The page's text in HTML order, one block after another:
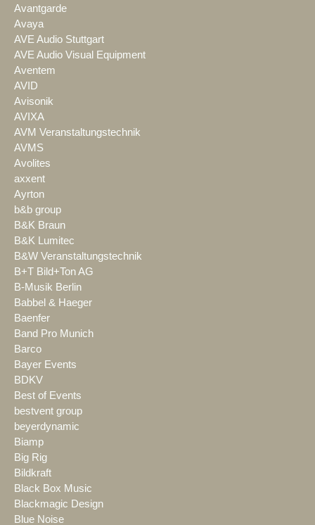
Avantgarde
Avaya
AVE Audio Stuttgart
AVE Audio Visual Equipment
Aventem
AVID
Avisonik
AVIXA
AVM Veranstaltungstechnik
AVMS
Avolites
axxent
Ayrton
b&b group
B&K Braun
B&K Lumitec
B&W Veranstaltungstechnik
B+T Bild+Ton AG
B-Musik Berlin
Babbel & Haeger
Baenfer
Band Pro Munich
Barco
Bayer Events
BDKV
Best of Events
bestvent group
beyerdynamic
Biamp
Big Rig
Bildkraft
Black Box Music
Blackmagic Design
Blue Noise